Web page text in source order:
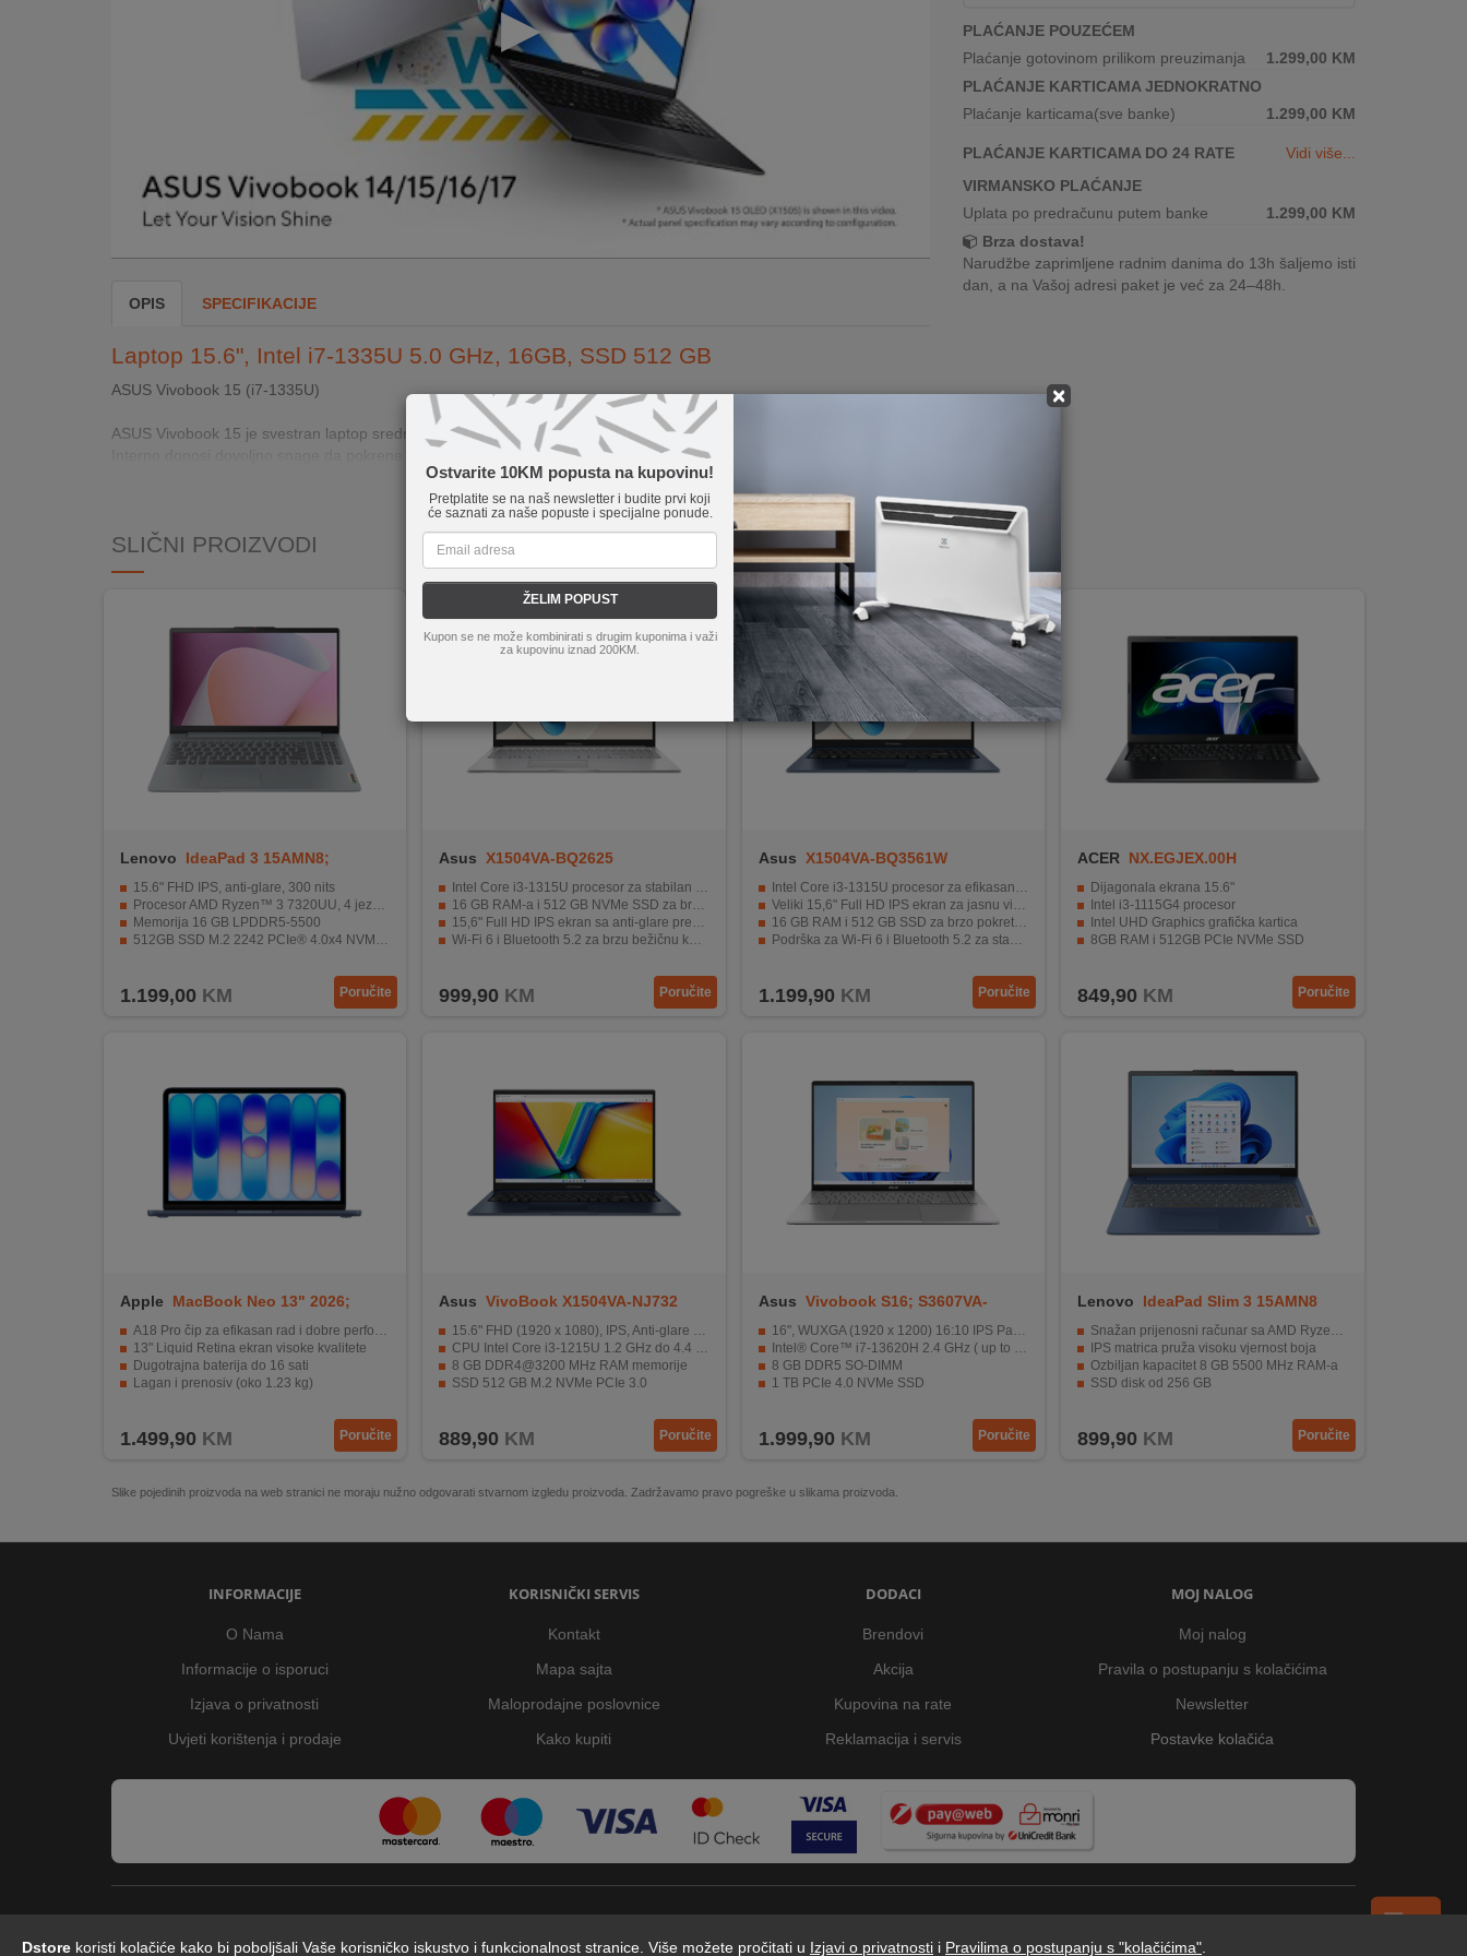
UČINKOVITOSTI
Dstore koristi kolačiće kako bi poboljšali Vaše korisničko iskustvo i funkcionalnost stranice. Više možete pročitati u Izjavi o privatnosti i Pravilima o postupanju s "kolačićima"
×
Ostvarite 10KM popusta na kupovinu!
Pretplatite se na naš newsletter i budite prvi koji
će saznati za naše popuste i specijalne ponude.
ŽELIM POPUST
Kupon se ne može kombinirati s drugim kuponima i važi
za kupovinu iznad 200KM.
OPIS SPECIFIKACIJE
Laptop 15.6", Intel i7-1335U 5.0 GHz, 16GB, SSD 512 GB
ASUS Vivobook 15 (i7‑1335U)
ASUS Vivobook 15 je svestran laptop srednje klase, pogodnog za rad, školu, multimediju i svakodnevne zadatke.
Interno donosi dovoljno snage da pokrene multitasking, rad u kancelarijskim aplikacijama, pregledanje intern...
Pročitaj više...
PLAĆANJE POUZEĆEM
Plaćanje gotovinom prilikom preuzimanja
1.299,00 KM
PLAĆANJE KARTICAMA JEDNOKRATNO
Plaćanje karticama(sve banke)
1.299,00 KM
PLAĆANJE KARTICAMA DO 24 RATE
Vidi više...
VIRMANSKO PLAĆANJE
Uplata po predračunu putem banke
1.299,00 KM
Brza dostava!
Narudžbe zaprimljene radnim danima do 13h šaljemo isti
dan, a na Vašoj adresi paket je već za 24–48h.
SLIČNI PROIZVODI
Lenovo
IdeaPad 3 15AMN8;
15.6" FHD IPS, anti-glare, 300 nits
Procesor AMD Ryzen™ 3 7320UU, 4 jezgre / 8T 2.8–4.3 GHz
Memorija 16 GB LPDDR5-5500
512GB SSD M.2 2242 PCIe® 4.0x4 NVMe®
1.199,00 KM Poručite
Asus X1504VA-BQ2625
Intel Core i3-1315U procesor za stabilan i efikasan rad
16 GB RAM-a i 512 GB NVMe SSD za brzo pokretanje i multitasking
15,6" Full HD IPS ekran sa anti-glare premazom
Wi-Fi 6 i Bluetooth 5.2 za brzu bežičnu konekciju
999,90 KM Poručite
Asus X1504VA-BQ3561W
Intel Core i3-1315U procesor za efikasan rad u svakodnevnim zadacima
Veliki 15,6" Full HD IPS ekran za jasnu vizualnu prezentaciju
16 GB RAM i 512 GB SSD za brzo pokretanje sistema i aplikacija
Podrška za Wi-Fi 6 i Bluetooth 5.2 za stabilnu bezžičnu vezu
1.199,90 KM Poručite
ACER NX.EGJEX.00H
Dijagonala ekrana 15.6"
Intel i3-1115G4 procesor
Intel UHD Graphics grafička kartica
8GB RAM i 512GB PCIe NVMe SSD
849,90 KM Poručite
Apple
MacBook Neo 13" 2026;
A18 Pro čip za efikasan rad i dobre performanse
13" Liquid Retina ekran visoke kvalitete
Dugotrajna baterija do 16 sati
Lagan i prenosiv (oko 1.23 kg)
1.499,90 KM Poručite
Asus VivoBook X1504VA-NJ732
15.6" FHD (1920 x 1080), IPS, Anti-glare ekran
CPU Intel Core i3-1215U 1.2 GHz do 4.4 GHz
8 GB DDR4@3200 MHz RAM memorije
SSD 512 GB M.2 NVMe PCIe 3.0
889,90 KM Poručite
Asus Vivobook S16; S3607VA-
16", WUXGA (1920 x 1200) 16:10 IPS Panel
Intel® Core™ i7-13620H 2.4 GHz ( up to 4.9 GHz, 10 cores )
8 GB DDR5 SO-DIMM
1 TB PCIe 4.0 NVMe SSD
1.999,90 KM Poručite
Lenovo IdeaPad Slim 3 15AMN8
Snažan prijenosni računar sa AMD Ryzen 3 7320U
IPS matrica pruža visoku vjernost boja
Ozbiljan kapacitet 8 GB 5500 MHz RAM-a
SSD disk od 256 GB
899,90 KM Poručite
Slike pojedinih proizvoda na web stranici ne moraju nužno odgovarati stvarnom izgledu proizvoda. Zadržavamo pravo pogreške u slikama proizvoda.
INFORMACIJE
O Nama
Informacije o isporuci
Izjava o privatnosti
Uvjeti korištenja i prodaje
KORISNIČKI SERVIS
Kontakt
Mapa sajta
Maloprodajne poslovnice
Kako kupiti
DODACI
Brendovi
Akcija
Kupovina na rate
Reklamacija i servis
MOJ NALOG
Moj nalog
Pravila o postupanju s kolačićima
Newsletter
Postavke kolačića